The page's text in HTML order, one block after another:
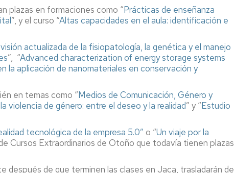
plazas en formaciones como “Prácticas de enseñanza
”, y el curso “Altas capacidades en el aula: identificación e
actualizada de la fisiopatología, la genética y el manejo
”, “Advanced characterization of energy storage systems
la aplicación de nanomateriales en conservación y
en temas como “Medios de Comunicación, Género y
violencia de género: entre el deseo y la realidad” y “Estudio
tecnológica de la empresa 5.0” o “Un viaje por la
Cursos Extraordinarios de Otoño que todavía tienen plazas
después de que terminen las clases en Jaca, trasladarán de